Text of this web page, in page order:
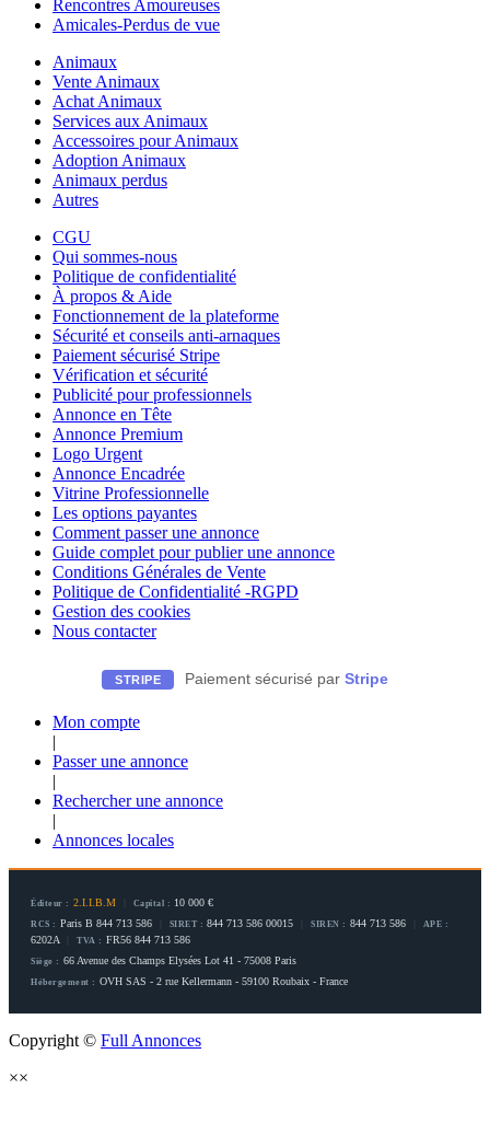
Rencontres Amoureuses
Amicales-Perdus de vue
Animaux
Vente Animaux
Achat Animaux
Services aux Animaux
Accessoires pour Animaux
Adoption Animaux
Animaux perdus
Autres
CGU
Qui sommes-nous
Politique de confidentialité
À propos & Aide
Fonctionnement de la plateforme
Sécurité et conseils anti-arnaques
Paiement sécurisé Stripe
Vérification et sécurité
Publicité pour professionnels
Annonce en Tête
Annonce Premium
Logo Urgent
Annonce Encadrée
Vitrine Professionnelle
Les options payantes
Comment passer une annonce
Guide complet pour publier une annonce
Conditions Générales de Vente
Politique de Confidentialité -RGPD
Gestion des cookies
Nous contacter
STRIPE Paiement sécurisé par Stripe
Mon compte
|
Passer une annonce
|
Rechercher une annonce
|
Annonces locales
Éditeur : 2.I.I.B.M Capital : 10 000 €
RCS : Paris B 844 713 586 SIRET : 844 713 586 00015 SIREN : 844 713 586 APE :
6202A TVA : FR56 844 713 586
Siège : 66 Avenue des Champs Elysées Lot 41 - 75008 Paris
Hébergement : OVH SAS - 2 rue Kellermann - 59100 Roubaix - France
Copyright © Full Annonces
××